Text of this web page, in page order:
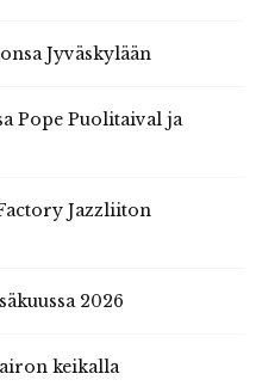
Jyväskylään
Pope Puolitaival ja
Jazzliiton
2026
keikalla